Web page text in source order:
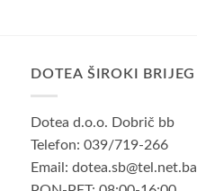
DOTEA ŠIROKI BRIJEG
Dotea d.o.o. Dobrič bb
Telefon: 039/719-266
Email: dotea.sb@tel.net.ba